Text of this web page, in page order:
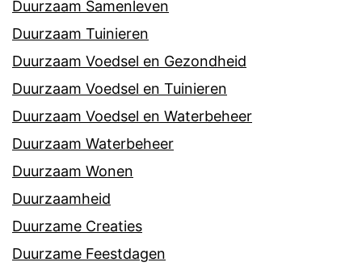
Duurzaam Samenleven
Duurzaam Tuinieren
Duurzaam Voedsel en Gezondheid
Duurzaam Voedsel en Tuinieren
Duurzaam Voedsel en Waterbeheer
Duurzaam Waterbeheer
Duurzaam Wonen
Duurzaamheid
Duurzame Creaties
Duurzame Feestdagen